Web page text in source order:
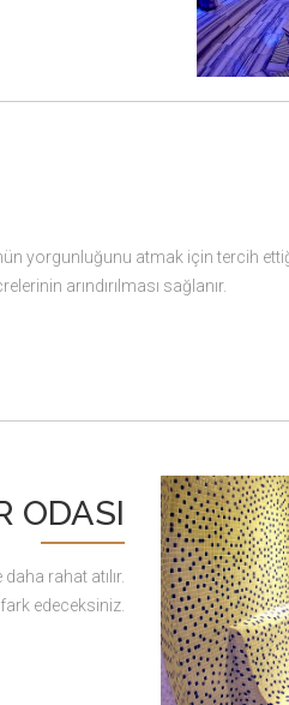
yorgunluğunu atmak için tercih
arındırılması sağlanır.
ODASI
rahat atılır.
edeceksiniz.